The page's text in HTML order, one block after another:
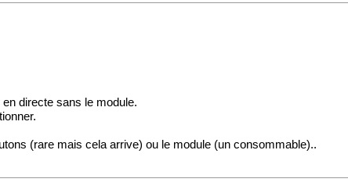
directe sans le module.
(rare mais cela arrive) ou le module (un consommable)..